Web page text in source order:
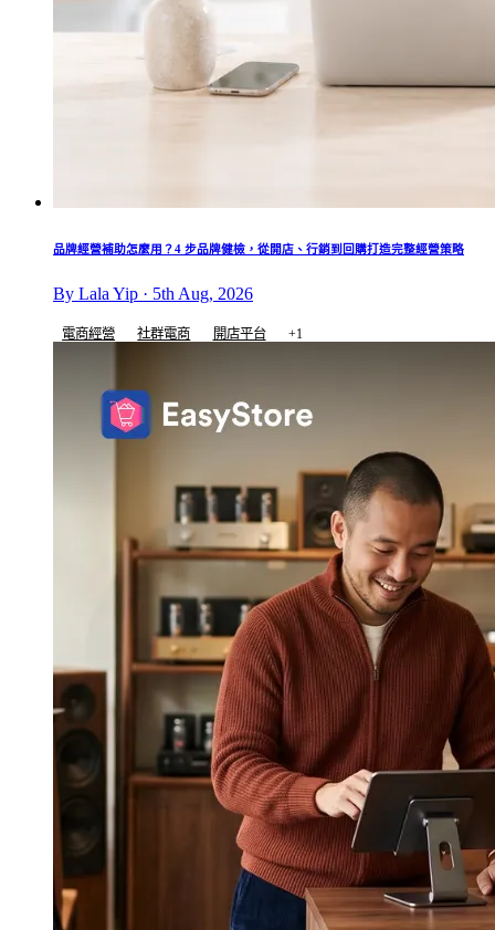
品牌經營補助怎麼用？4 步品牌健檢，從開店、行銷到回購打造完整經營策略
By Lala Yip · 5th Aug, 2026
電商經營 社群電商 開店平台 +1